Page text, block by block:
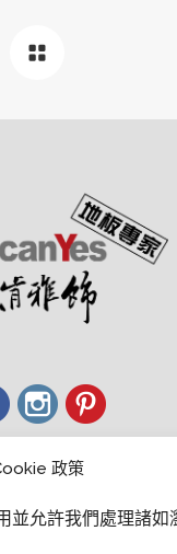
政策
並允許我們處理諸
銷商會員中心